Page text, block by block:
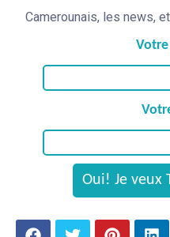
Camerounais, les news,